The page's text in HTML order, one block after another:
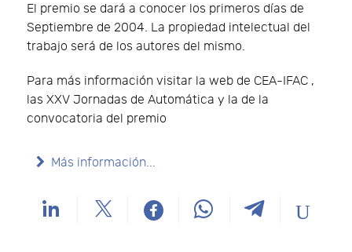
El premio se dará a conocer los primeros días de
Septiembre de 2004. La propiedad intelectual del
trabajo será de los autores del mismo.
Para más información visitar la web de CEA-IFAC ,
las XXV Jornadas de Automática y la de la
convocatoria del premio
Más información...